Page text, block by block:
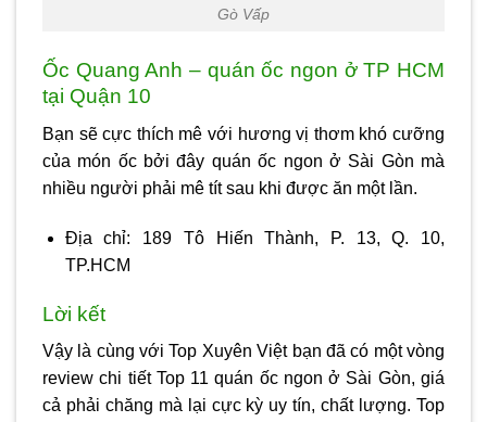
Gò Vấp
Ốc Quang Anh – quán ốc ngon ở TP HCM
tại Quận 10
Bạn sẽ cực thích mê với hương vị thơm khó cưỡng
của món ốc bởi đây quán ốc ngon ở Sài Gòn mà
nhiều người phải mê tít sau khi được ăn một lần.
Địa chỉ: 189 Tô Hiến Thành, P. 13, Q. 10,
TP.HCM
Lời kết
Vậy là cùng với Top Xuyên Việt bạn đã có một vòng
review chi tiết Top 11quán ốc ngon ở Sài Gòn, giá
cả phải chăng mà lại cực kỳ uy tín, chất lượng. Top